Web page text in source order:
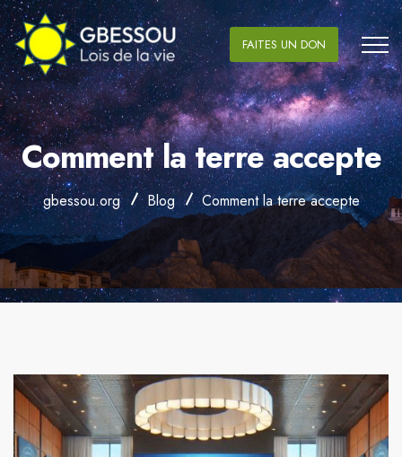
FAITES UN DON
Comment la terre accepte
gbessou.org Blog Comment la terre accepte